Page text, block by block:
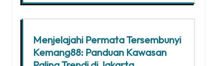
Menjelajahi Permata Tersembunyi
Kemang88: Panduan Kawasan